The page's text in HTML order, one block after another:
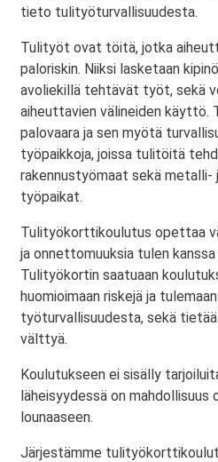
tieto tulityöturvallisuudesta.
Tulityöt ovat töitä, jotka
paloriskin. Niiksi lasketaan
avoliekillä tehtävät työt, sekä
aiheuttavien välineiden käyttö.
palovaara ja sen myötä
työpaikkoja, joissa tulitöitä
rakennustyömaat sekä metalli-
työpaikat.
Tulityökorttikoulutus opettaa
ja onnettomuuksia tulen
Tulityökortin saatuaan
huomioimaan riskejä ja
työturvallisuudesta, sekä
välttyä.
Koulutukseen ei sisälly
läheisyydessä on mahdollisuus
lounaaseen.
Järjestämme